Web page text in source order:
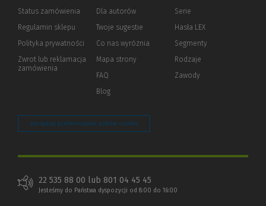
Status zamówienia
Regulamin sklepu
Polityka prywatności (Nowe
(Link
innej
Zwrot lub reklamacja
zamówienia
Dla autorów(Nowe
(Link
innej
strony)
Twoje sugestie
Co nas wyróżnia
Mapa strony
FAQ
Blog
Serie
Hasła LEX
Segmenty
Rodzaje
Zawody
Zarządzaj preferencjami plików cookie
22 535 88 00 lub 801 04 45 45
Jesteśmy do Państwa dyspozycji od 8:00 do 16:00